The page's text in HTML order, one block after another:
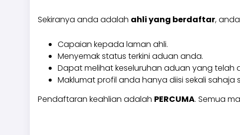
Sekiranya anda adalah ahli yang berdaftar,
Capaian kepada laman ahli.
Menyemak status terkini aduan anda.
Dapat melihat keseluruhan aduan yang telah
Maklumat profil anda hanya diisi sekali
Pendaftaran keahlian adalah PERCUMA. Semua